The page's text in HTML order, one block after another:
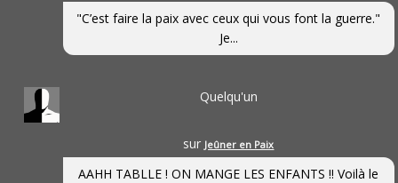
"C’est faire la paix avec ceux qui vous font la guerre."
Je...
Quelqu'un
sur Jeûner en Paix
AAHH TABLLE ! ON MANGE LES ENFANTS !! Voilà le